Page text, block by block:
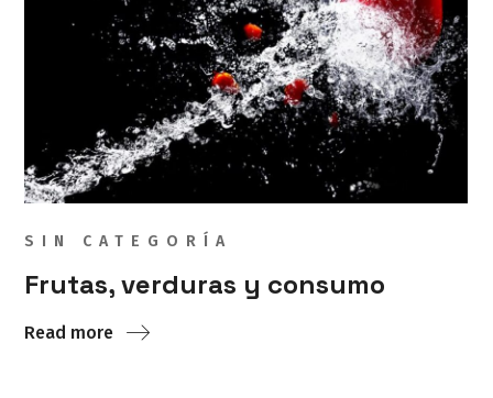
SIN CATEGORÍA
Frutas, verduras y consumo
Read more